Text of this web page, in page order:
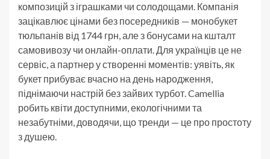
композицій з іграшками чи солодощами. Компанія
зацікавлює цінами без посередників — монобукет
тюльпанів від 1744 грн, але з бонусами на кшталт
самовивозу чи онлайн-оплати. Для українців це не
сервіс, а партнер у створенні моментів: уявіть, як
букет прибуває вчасно на день народження,
піднімаючи настрій без зайвих турбот. Camellia
робить квіти доступними, екологічними та
незабутніми, доводячи, що тренди — це про простоту
з душею.